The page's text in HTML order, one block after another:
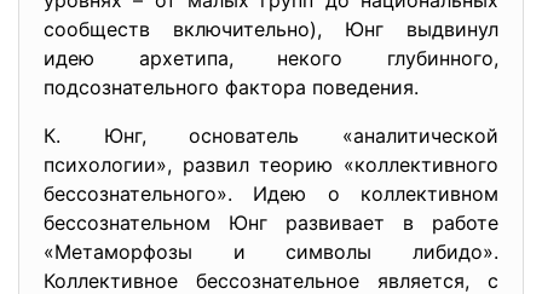
сообществ включительно), Юнг выдвинул
идею архетипа, некого глубинного,
подсознательного фактора поведения.
К. Юнг, основатель «аналитической
психологии», развил теорию «коллективного
бессознательного». Идею о коллективном
бессознательном Юнг развивает в работе
«Метаморфозы и символы либидо».
Коллективное бессознательное является, с